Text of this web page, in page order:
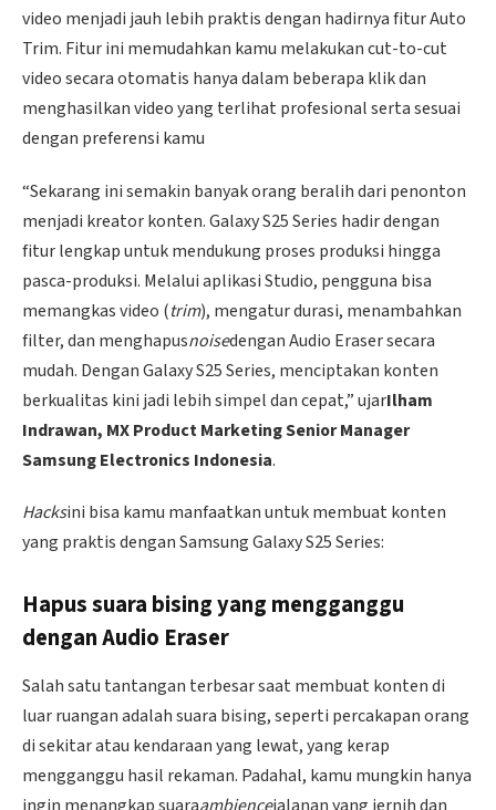
video menjadi jauh lebih praktis dengan hadirnya fitur Auto
Trim. Fitur ini memudahkan kamu melakukan cut-to-cut
video secara otomatis hanya dalam beberapa klik dan
menghasilkan video yang terlihat profesional serta sesuai
dengan preferensi kamu
“Sekarang ini semakin banyak orang beralih dari penonton
menjadi kreator konten. Galaxy S25 Series hadir dengan
fitur lengkap untuk mendukung proses produksi hingga
pasca-produksi. Melalui aplikasi Studio, pengguna bisa
memangkas video (trim), mengatur durasi, menambahkan
filter, dan menghapusnoisedengan Audio Eraser secara
mudah. Dengan Galaxy S25 Series, menciptakan konten
berkualitas kini jadi lebih simpel dan cepat,” ujarIlham
Indrawan, MX Product Marketing Senior Manager
Samsung Electronics Indonesia.
Hacksini bisa kamu manfaatkan untuk membuat konten
yang praktis dengan Samsung Galaxy S25 Series:
Hapus suara bising yang mengganggu
dengan Audio Eraser
Salah satu tantangan terbesar saat membuat konten di
luar ruangan adalah suara bising, seperti percakapan orang
di sekitar atau kendaraan yang lewat, yang kerap
mengganggu hasil rekaman. Padahal, kamu mungkin hanya